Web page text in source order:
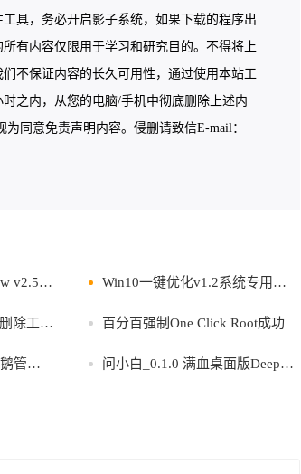
具，务必开启影子系统，如果下载的程序出
有内容仅限用于学习和研究目的。不得将上
不保证内容的长久可用性，通过使用本站工
之内，从您的电脑/手机中彻底删除上述内
同意免责声明内容。侵删请致信E-mail：
Win10一键优化v1.2系统专用优化软件
) v1.0 百分百强制One Click Root成功
合集 问小白_0.1.0 满血桌面版DeepSeek R1